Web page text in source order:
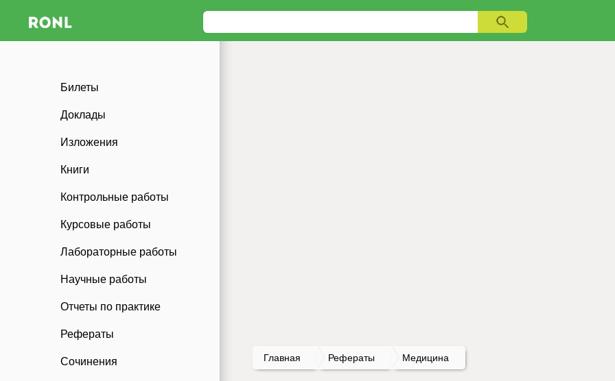
Билеты
Доклады
Изложения
Книги
Контрольные работы
Курсовые работы
Лабораторные работы
Научные работы
Отчеты по практике
Рефераты
Сочинения Главная Рефераты Медицина